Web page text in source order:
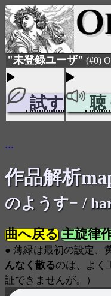
"未登録ユーザ" (#0)
試す 聴
...
作品解析
のようす− /
曲へ戻る 主旋律
● 薄緑は最初の設定、
んなく散るのは、よく
証できませんが。）